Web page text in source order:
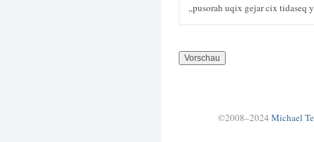
„pusorah uqix gejar cix tidaseq
©2008–2024 Michael